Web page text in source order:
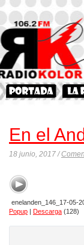
En el
18 junio, 2017 /
enelanden_146_17-05-
Popup | Descarga (128)